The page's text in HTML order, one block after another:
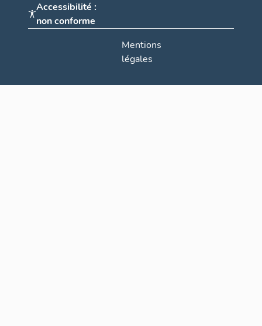
Accessibilité :
non conforme
Mentions
légales